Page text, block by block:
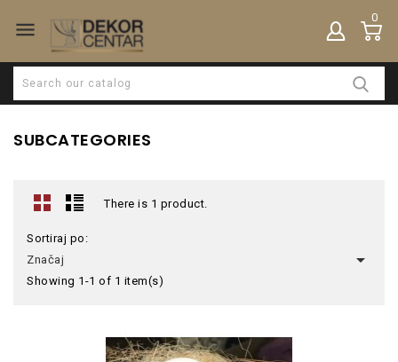

0
SUBCATEGORIES
There is 1 product.
Sortiraj po:
Značaj

Showing 1-1 of 1 item(s)